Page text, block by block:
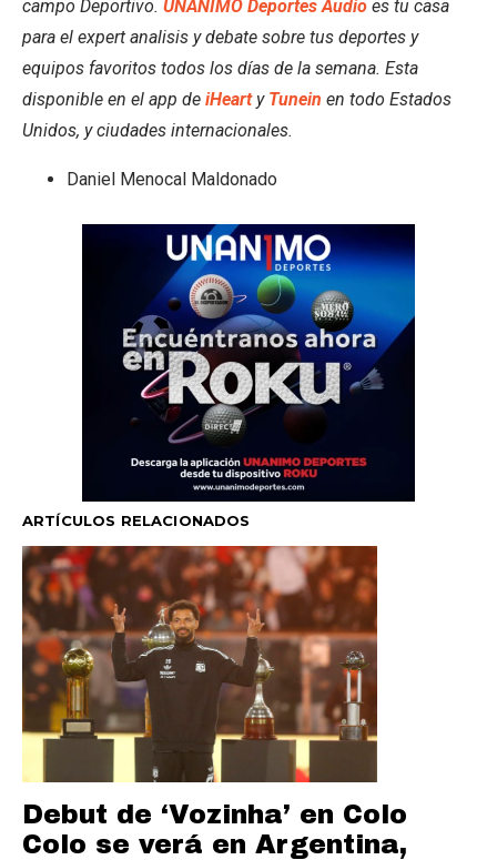
campo Deportivo. UNANIMO Deportes Audio es tu casa
para el expert analisis y debate sobre tus deportes y
equipos favoritos todos los días de la semana. Esta
disponible en el app de iHeart y Tunein en todo Estados
Unidos, y ciudades internacionales.
Daniel Menocal Maldonado
ARTÍCULOS RELACIONADOS
Debut de ‘Vozinha’ en Colo
Colo se verá en Argentina,